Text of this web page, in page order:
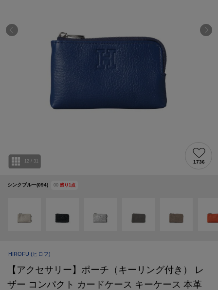
シンクブルー(094) 00 残り 1 点
12 / 31 1736
HIROFU (ヒロフ)
【アクセサリー】ポーチ（キーリング付き） レ
ザー コンパクト カードケース キーケース 本革